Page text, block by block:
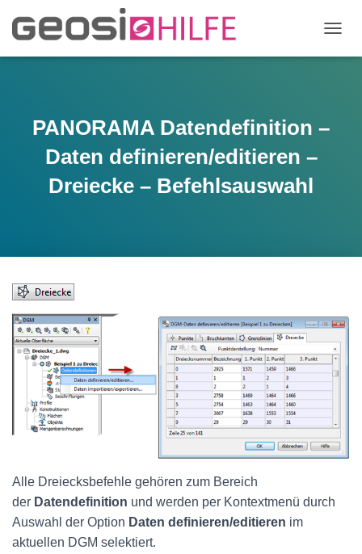
A
H
E
N
PANORAMA Datendefinition –
Daten definieren/editieren –
Dreiecke – Befehlsauswahl
Alle Dreiecksbefehle gehören zum Bereich
der Datendefinition und werden per Kontextmenü durch
Auswahl der Option Daten definieren/editieren im
aktuellen DGM selektiert.